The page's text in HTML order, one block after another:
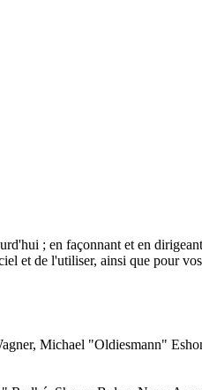
; en façonnant et en
et de l'utiliser, ainsi que pour
Michael "Oldiesmann"